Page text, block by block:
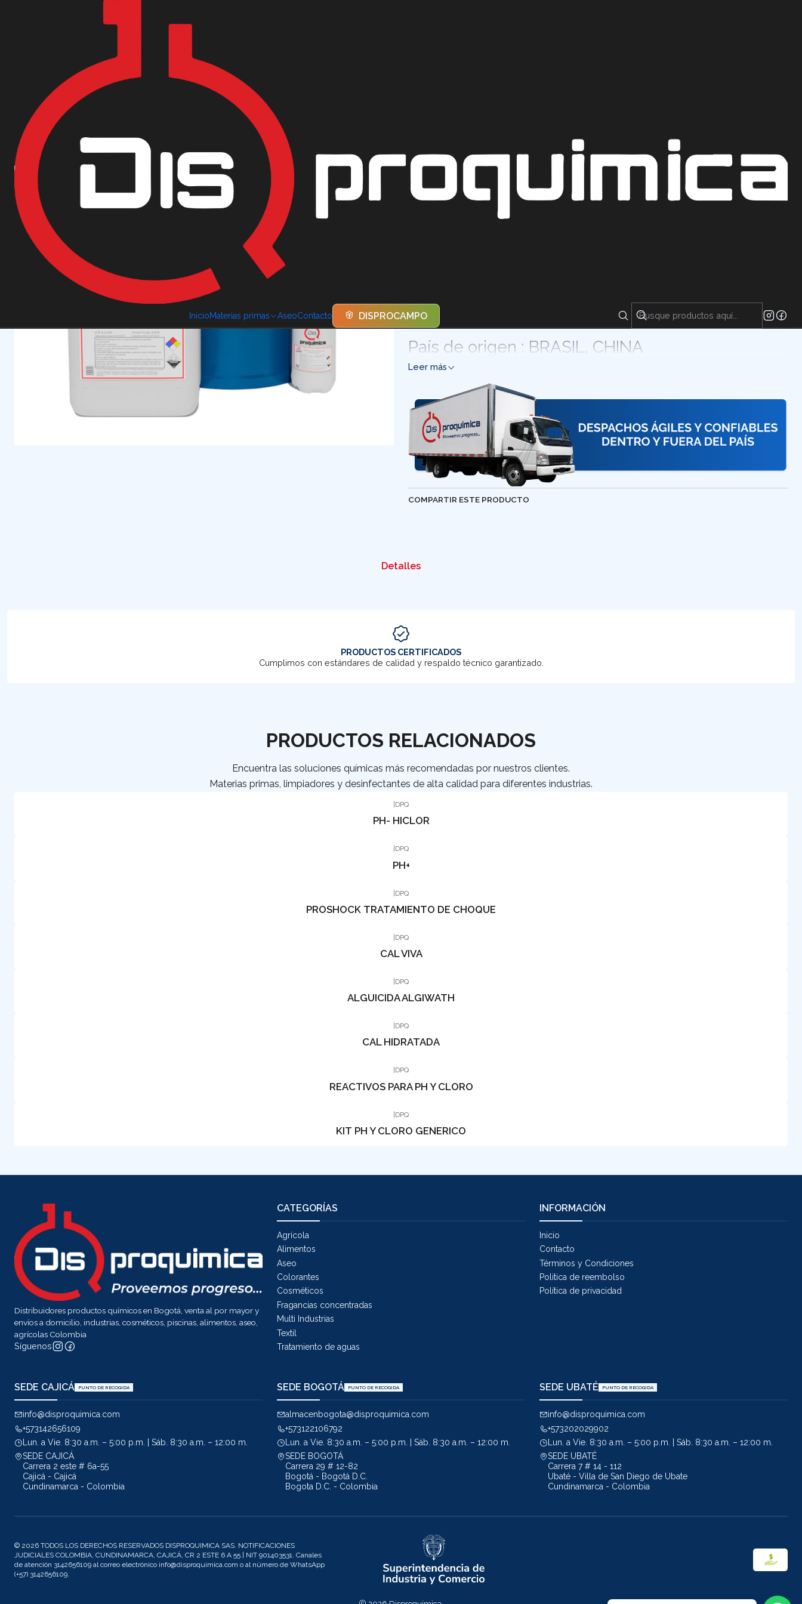
InicioMaterias primas AseoContacto DISPROCAMPO
Encuentra nuestras sedes y puntos de venta
Tratamiento de aguas
AGREGAR AL CARRITO
coagulante y floculante primario en el tratamiento de aguas y aguas residuales
humanas. Venta de acido fosfórico Cundinamarca, Colombia.
País de origen : BRASIL, CHINA
Leer más
COMPARTIR ESTE PRODUCTO
Detalles
PRODUCTOS CERTIFICADOS
Cumplimos con estándares de calidad y respaldo técnico garantizado.
PRODUCTOS RELACIONADOS
Encuentra las soluciones químicas más recomendadas por nuestros clientes.
Materias primas, limpiadores y desinfectantes de alta calidad para diferentes industrias.
DPQ
PH- HICLOR
DPQ
PH+
|DPQ
PROSHOCK TRATAMIENTO DE CHOQUE
|DPQ
CAL VIVA
DPQ
ALGUICIDA ALGIWATH
DPQ
CAL HIDRATADA
DPQ
REACTIVOS PARA PH Y CLORO
|DPQ
KIT PH Y CLORO GENERICO
Distribuidores productos químicos en Bogotá, venta al por mayor y
envíos a domicilio, industrias, cosméticos, piscinas, alimentos, aseo,
agrícolas Colombia
Síguenos
CATEGORÍAS
Agrícola
Alimentos
Aseo
Colorantes
Cosméticos
Fragancias concentradas
Multi Industrias
Textil
Tratamiento de aguas
INFORMACIÓN
Inicio
Contacto
Términos y Condiciones
Politica de reembolso
Política de privacidad
SEDE CAJICÁ PUNTO DE RECOGIDA
info@disproquimica.com
+573142656109
Lun. a Vie. 8:30 a.m. – 5:00 p.m. | Sáb. 8:30 a.m. – 12:00 m.
SEDE CAJICÁ
Carrera 2 este # 6a-55
Cajicá - Cajicá
Cundinamarca - Colombia
SEDE BOGOTÁ PUNTO DE RECOGIDA
almacenbogota@disproquimica.com
+573122106792
Lun. a Vie. 8:30 a.m. – 5:00 p.m. | Sáb. 8:30 a.m. – 12:00 m.
SEDE BOGOTÁ
Carrera 29 # 12-82
Bogotá - Bogotá D.C.
Bogota D.C. - Colombia
SEDE UBATÉ PUNTO DE RECOGIDA
info@disproquimica.com
+573202029902
Lun. a Vie. 8:30 a.m. – 5:00 p.m. | Sáb. 8:30 a.m. – 12:00 m.
SEDE UBATÉ
Carrera 7 # 14 - 112
Ubaté - Villa de San Diego de Ubate
Cundinamarca - Colombia
© 2026 TODOS LOS DERECHOS RESERVADOS DISPROQUIMICA SAS. NOTIFICACIONES
JUDICIALES COLOMBIA, CUNDINAMARCA, CAJICÁ, CR 2 ESTE 6 A 55 | NIT 901403531. Canales
de atención 3142656109 al correo electrónico info@disproquimica.com o al número de WhatsApp
(+57) 3142656109.